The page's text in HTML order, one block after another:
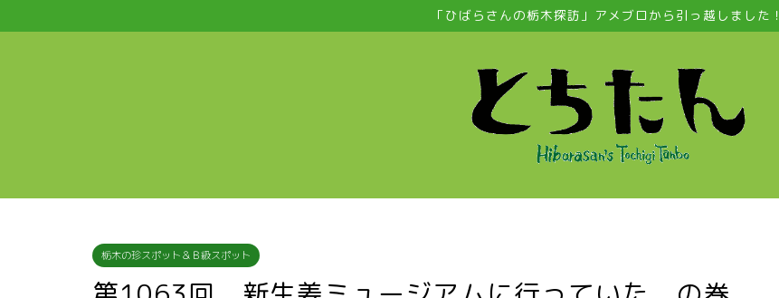
「ひばらさんの栃木探訪」アメブロから引っ越しました！
栃木の珍スポット＆Ｂ級スポット